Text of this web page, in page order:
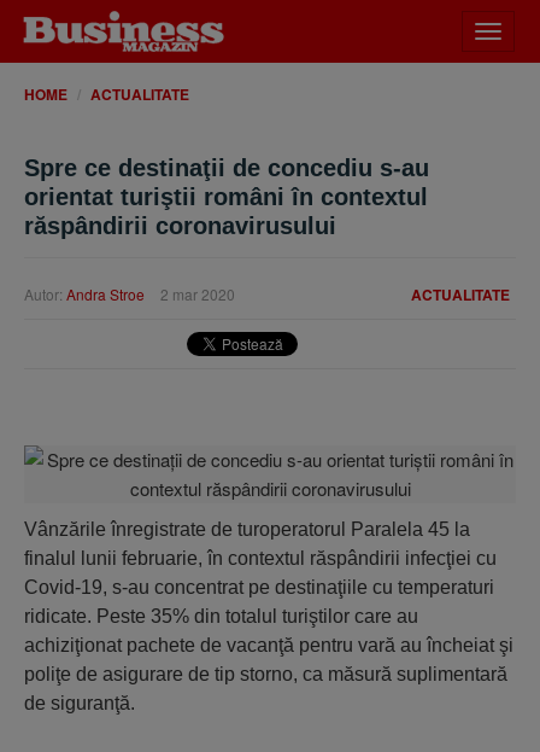
meniu
HOME ACTUALITATE
Spre ce destinaţii de concediu s-au
orientat turiştii români în contextul
răspândirii coronavirusului
ACTUALITATE
Autor: Andra Stroe 2 mar 2020
Vânzările înregistrate de turoperatorul Paralela 45 la
finalul lunii februarie, în contextul răspândirii infecţiei cu
Covid-19, s-au concentrat pe destinaţiile cu temperaturi
ridicate. Peste 35% din totalul turiştilor care au
achiziţionat pachete de vacanţă pentru vară au încheiat şi
poliţe de asigurare de tip storno, ca măsură suplimentară
de siguranţă.